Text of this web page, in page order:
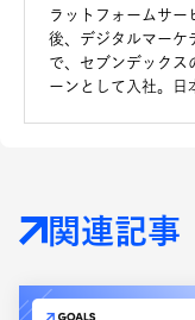
ラットフォームサー
後、デジタルマーケ
で、セブンデックス
ーンとして入社。日
関連記事